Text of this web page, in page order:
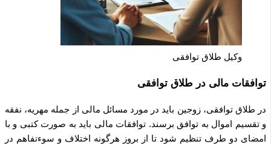
وکیل طلاق توافقی
توافقات مالی در طلاق توافقی
در طلاق توافقی، زوجین باید در مورد مسائل مالی از جمله مهریه، نفقه
و تقسیم اموال به توافق برسند. توافقات مالی باید به صورت کتبی و با
امضای دو طرف تنظیم شود تا از بروز هرگونه اختلاف و سوءتفاهم در